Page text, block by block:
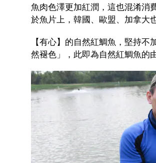
魚肉色澤更加紅潤，這也混淆消
於魚片上，韓國、歐盟、加拿大
【有心】的自然紅鯛魚，堅持
然褪色」，此即為自然紅鯛魚的由